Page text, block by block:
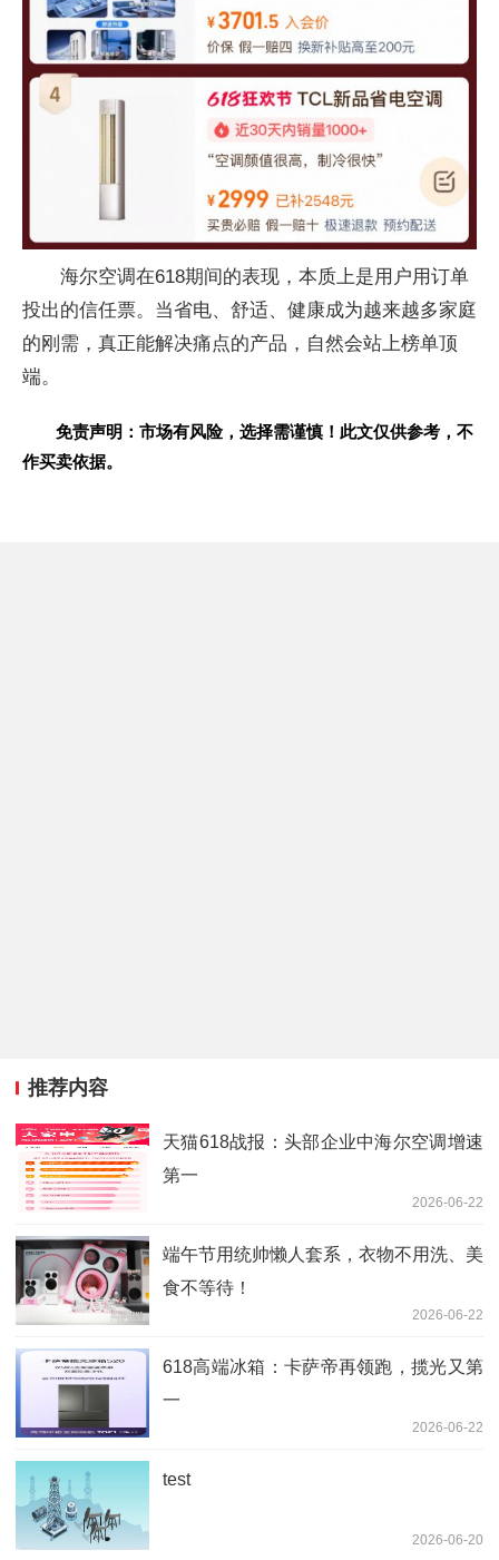
海尔空调在618期间的表现，本质上是用户用订单
投出的信任票。当省电、舒适、健康成为越来越多家庭
的刚需，真正能解决痛点的产品，自然会站上榜单顶
端。
免责声明：市场有风险，选择需谨慎！此文仅供参考，不
作买卖依据。
推荐内容
天猫618战报：头部企业中海尔空调增速
第一
2026-06-22
端午节用统帅懒人套系，衣物不用洗、美
食不等待！
2026-06-22
618高端冰箱：卡萨帝再领跑，揽光又第
一
2026-06-22
test
2026-06-20